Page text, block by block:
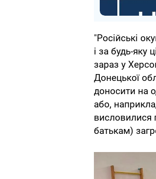
"Російські
і за будь-яку
зараз у
Донецької
доносити на
або,
висловилися
батькам)